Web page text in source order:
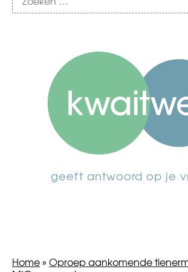
geeft antwoord op je
Home» Oproep aankomende